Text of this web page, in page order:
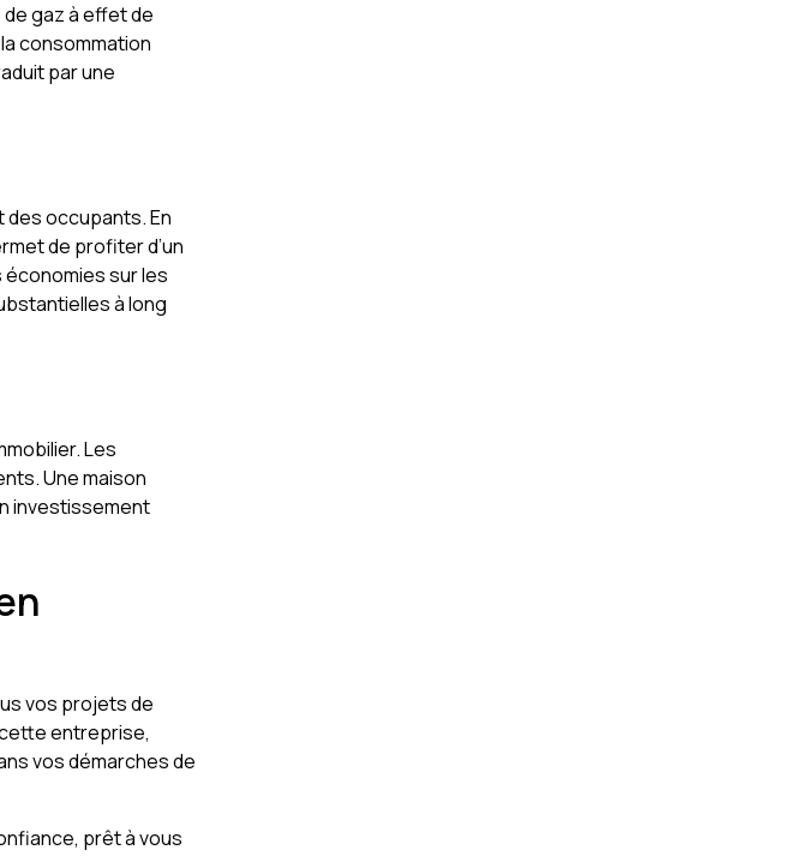
gaz à effet de
consommation
par une
des occupants. En
de profiter d’un
économies sur les
à long
Les
Une maison
investissement
vos projets de
entreprise,
vos démarches de
prêt à vous